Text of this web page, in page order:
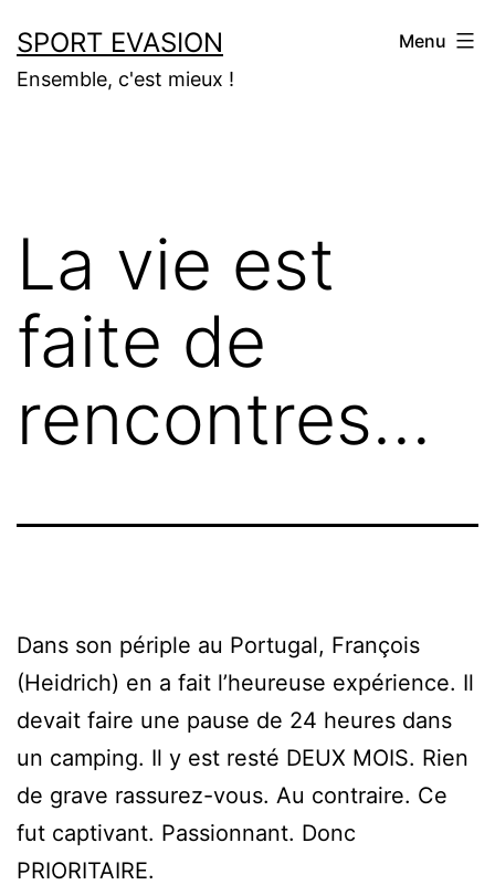
au
contenu
SPORT EVASION
Ensemble, c'est mieux !
Menu
La vie est
faite de
rencontres…
Dans son périple au Portugal, François
(Heidrich) en a fait l’heureuse expérience. Il
devait faire une pause de 24 heures dans
un camping. Il y est resté DEUX MOIS. Rien
de grave rassurez-vous. Au contraire. Ce
fut captivant. Passionnant. Donc
PRIORITAIRE.